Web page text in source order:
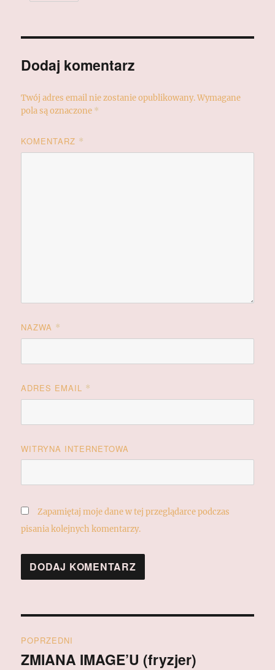
Dodaj komentarz
Twój adres email nie zostanie opublikowany. Wymagane
pola są oznaczone *
KOMENTARZ *
NAZWA *
ADRES EMAIL *
WITRYNA INTERNETOWA
Zapamiętaj moje dane w tej przeglądarce podczas
pisania kolejnych komentarzy.
wpisu
POPRZEDNI
Poprzedni
ZMIANA IMAGE’U (fryzjer)